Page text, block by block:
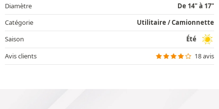
Diamètre
De 14" à 17"
Catégorie
Utilitaire / Camionnette
Saison
Été
Avis clients
18 avis